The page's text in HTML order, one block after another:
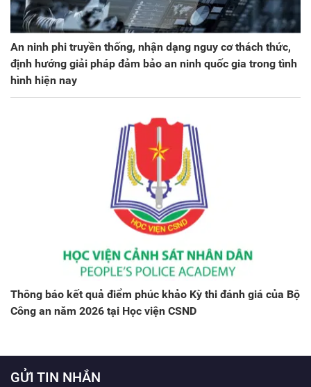
An ninh phi truyền thống, nhận dạng nguy cơ thách thức,
định hướng giải pháp đảm bảo an ninh quốc gia trong tình
hình hiện nay
Thông báo kết quả điểm phúc khảo Kỳ thi đánh giá của Bộ
Công an năm 2026 tại Học viện CSND
GỬI TIN NHẮN